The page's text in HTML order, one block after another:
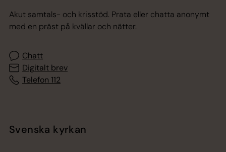
Akut samtals- och krisstöd. Prata eller chatta anonymt
med en präst på kvällar och nätter.
Chatt
Digitalt brev
Telefon 112
Svenska kyrkan